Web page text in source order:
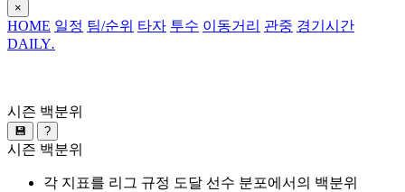
×
HOME 일정 팀/순위 타자 투수 이동거리 관중 경기시간
DAILY.
시즌 백분위
💾 ?
시즌 백분위
각 지표를 리그 규정 도달 선수 분포에서의 백분위